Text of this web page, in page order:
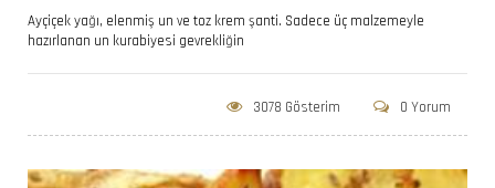
Ayçiçek yağı, elenmiş un ve toz krem şanti. Sadece üç malzemeyle
hazırlanan un kurabiyesi gevrekliğin
0 Yorum
3078 Gösterim